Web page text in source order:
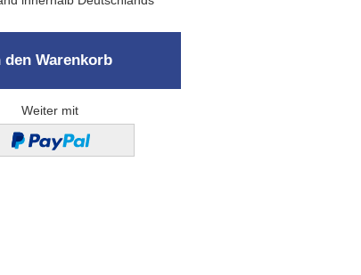
den Warenkorb
Weiter mit